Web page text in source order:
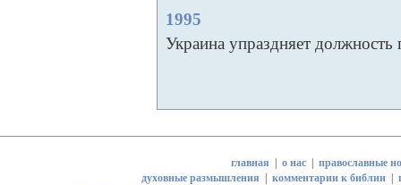
1995
Украина упраздняет
главная о нас| православные
духовные размышления
комментарии к библии